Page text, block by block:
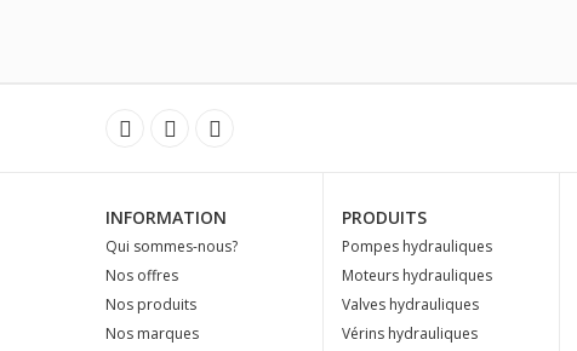
INFORMATION
Qui sommes-nous?
Nos offres
Nos produits
Nos marques
PRODUITS
Pompes hydrauliques
Moteurs hydrauliques
Valves hydrauliques
Vérins hydrauliques